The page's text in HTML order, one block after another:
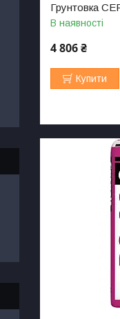
Грунтовка
В наявності
4 806 ₴
Купити